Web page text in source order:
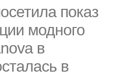
показ
модного
в
в